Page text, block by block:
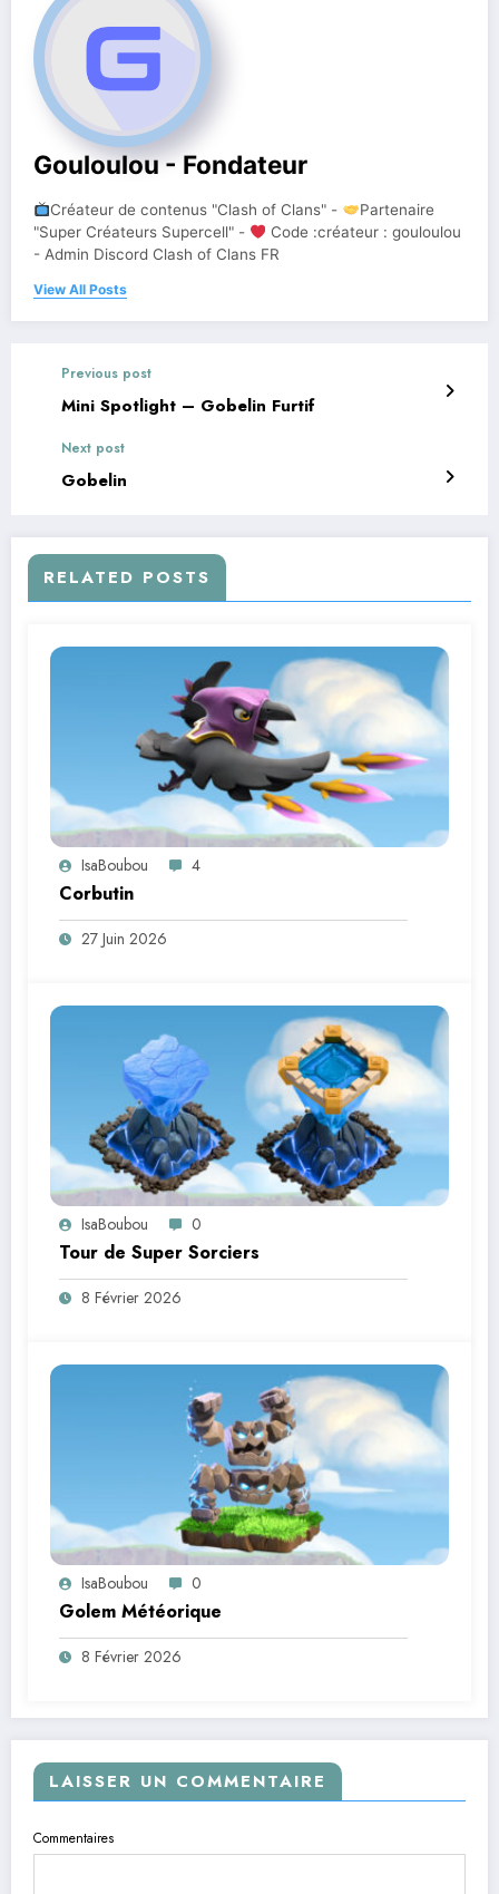
Gouloulou - Fondateur
Créateur de contenus "Clash of Clans" -
Partenaire
"Super Créateurs Supercell" -
Code :créateur : gouloulou
- Admin Discord Clash of Clans FR
View All Posts
Previous post
Mini Spotlight – Gobelin Furtif
Next post
Gobelin
RELATED POSTS
IsaBoubou 4
Corbutin
27 Juin 2026
IsaBoubou 0
Tour de Super Sorciers
8 Février 2026
IsaBoubou 0
Golem Météorique
8 Février 2026
LAISSER UN COMMENTAIRE
Commentaires